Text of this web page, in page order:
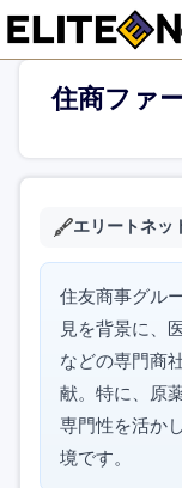
住商ファ
エリートネッ
住友商事グル
見を背景に、
などの専門商
献。特に、原
専門性を活か
境です。